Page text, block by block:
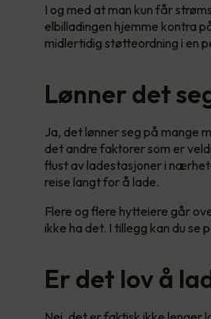
I og med at man kun får
elbilladingen hjemme kontra
midlertidig støtteordning i en
Lønner det
Ja, det lønner seg på mange
det andre faktorer som er
flust av ladestasjoner i
reise langt for å lade.
Flere og flere hytteiere går
ikke ha det. I tillegg kan du se
Er det lov å